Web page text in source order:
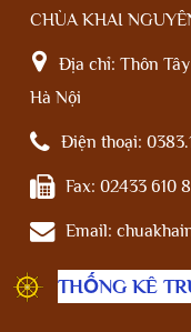
CHÙA KHAI
Địa chỉ: Thôn
Hà Nội
Điện thoại:
Fax: 02433 610
Email:
THỐNG KÊ